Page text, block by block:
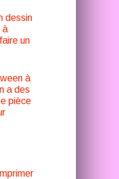
dessin
à
un
à
a des
pièce